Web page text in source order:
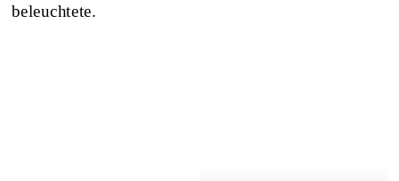
beleuchtete.